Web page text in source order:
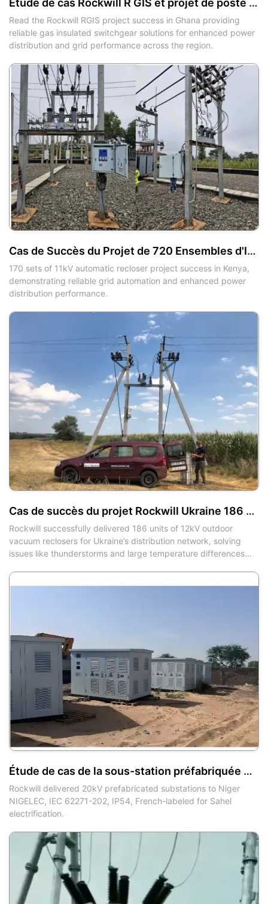
Étude de cas Rockwill R GIS et projet de poste de commutation à isolation gazeuse au Ghana
Read the Rockwill RGIS project success in Ghana providing
reliable gas insulated switchgear solutions for enhanced power
distribution and grid performance across the region.
Cas de Succès du Projet de 720 Ensembles d'Interrupteurs Automatiques 11kV au Kenya
170 sets of 11kV automatic recloser project success in Kenya,
demonstrating reliable grid automation and enhanced power
distribution performance.
Cas de succès du projet Rockwill Ukraine 186 unités de disjoncteur sous vide extérieur 12kV
Rockwill successfully delivered 186 units of 12kV outdoor
vacuum reclosers for Ukraine’s distribution network, solving
issues like thunderstorms and large temperature differences
Étude de cas de la sous-station préfabriquée Rockwill 400 Unités au Niger
Rockwill delivered 20kV prefabricated substations to Niger
NIGELEC, IEC 62271-202, IP54, French-labeled for Sahel
electrification.